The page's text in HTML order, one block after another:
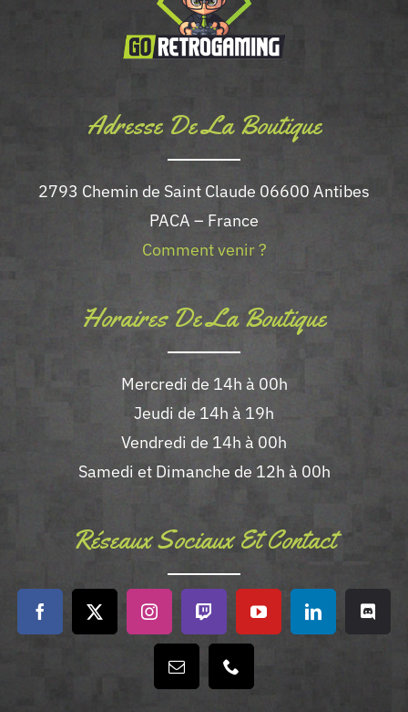
Adresse De La Boutique
2793 Chemin de Saint Claude 06600 Antibes
PACA – France
Comment venir ?
Horaires De La Boutique
Mercredi de 14h à 00h
Jeudi de 14h à 19h
Vendredi de 14h à 00h
Samedi et Dimanche de 12h à 00h
Réseaux Sociaux Et Contact